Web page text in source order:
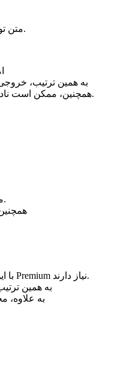
متن تولید شده بسیار منحصر به فرد است و به نظر اصلی می رسد.
به همین ترتیب،
همچنین، ممکن است نادرستی‌هایی که باید به‌صورت دستی تصحیح شوند، لحاظ شوند.
محتوایی عاری از سرقت ادبی و هوش مصنوعی تولید می کند.
با این حال، همه ویژگی‌ها رایگان نیستند و همه ویژگی‌ها به نسخه Premium نیاز دارند.
به همین
به